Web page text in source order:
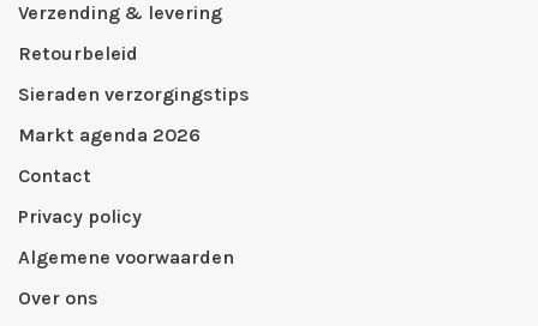
Verzending & levering
Retourbeleid
Sieraden verzorgingstips
Markt agenda 2026
Contact
Privacy policy
Algemene voorwaarden
Over ons